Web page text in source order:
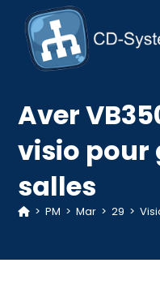
content
Aver
visio pour
salles
> PM > Mar > 29 >